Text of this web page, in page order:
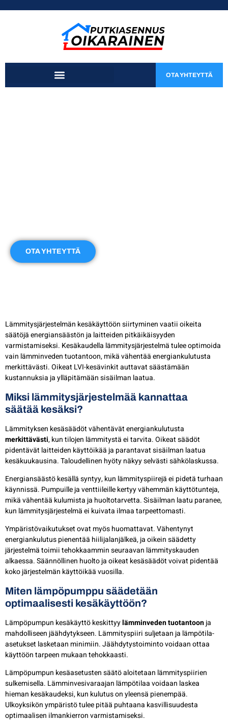
OTA YHTEYTTÄ
OTA YHTEYTTÄ
Lämmitysjärjestelmän kesäkäyttöön siirtyminen vaatii oikeita
säätöjä energiansäästön ja laitteiden pitkäikäisyyden
varmistamiseksi. Kesäkaudella lämmitysjärjestelmä tulee optimoida
vain lämminveden tuotantoon, mikä vähentää energiankulutusta
merkittävästi. Oikeat LVI-kesävinkit auttavat säästämään
kustannuksia ja ylläpitämään sisäilman laatua.
Miksi lämmitysjärjestelmää kannattaa
säätää kesäksi?
Lämmityksen kesäsäädöt vähentävät energiankulutusta
merkittävästi, kun tilojen lämmitystä ei tarvita. Oikeat säädöt
pidentävät laitteiden käyttöikää ja parantavat sisäilman laatua
kesäkuukausina. Taloudellinen hyöty näkyy selvästi sähkölaskussa.
Energiansäästö kesällä syntyy, kun lämmityspiirejä ei pidetä turhaan
käynnissä. Pumpuille ja venttiileille kertyy vähemmän käyttötunteja,
mikä vähentää kulumista ja huoltotarvetta. Sisäilman laatu paranee,
kun lämmitysjärjestelmä ei kuivata ilmaa tarpeettomasti.
Ympäristövaikutukset ovat myös huomattavat. Vähentynyt
energiankulutus pienentää hiilijalanjälkeä, ja oikein säädetty
järjestelmä toimii tehokkaammin seuraavan lämmityskauden
alkaessa. Säännöllinen huolto ja oikeat kesäsäädöt voivat pidentää
koko järjestelmän käyttöikää vuosilla.
Miten lämpöpumppu säädetään
optimaalisesti kesäkäyttöön?
Lämpöpumpun kesäkäyttö keskittyylämminveden tuotantoonja
mahdolliseen jäähdytykseen. Lämmityspiiri suljetaan ja lämpötila-
asetukset lasketaan minimiin. Jäähdytystoiminto voidaan ottaa
käyttöön tarpeen mukaan tehokkaasti.
Lämpöpumpun kesäasetusten säätö aloitetaan lämmityspiirien
sulkemisella. Lämminvesivaraajan lämpötilaa voidaan laskea
hieman kesäkaudeksi, kun kulutus on yleensä pienempää.
Ulkoyksikön ympäristö tulee pitää puhtaana kasvillisuudesta
optimaalisen ilmankierron varmistamiseksi.